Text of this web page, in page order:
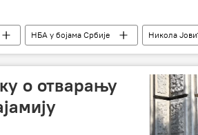
НБА у бојама Србије Никола
о отварању